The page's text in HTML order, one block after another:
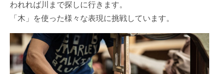
われれば川まで探しに行きます。
「木」を使った様々な表現に挑戦しています。